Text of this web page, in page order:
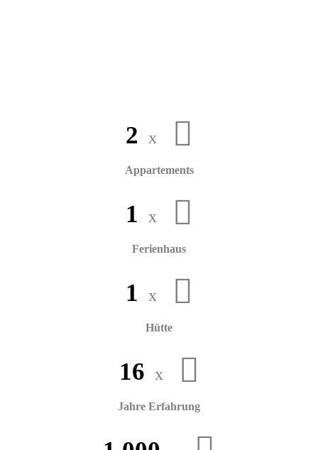
Mike Semisch Tours. Motorboot, Kanu und Kajak
stehen unseren Gästen zur Verfügung.
2 x
Appartements
1 x
Ferienhaus
1 x
Hütte
16 x
Jahre Erfahrung